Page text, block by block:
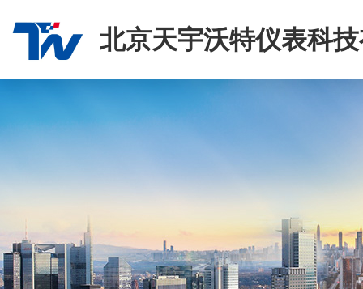
北京天宇沃特仪表科
司